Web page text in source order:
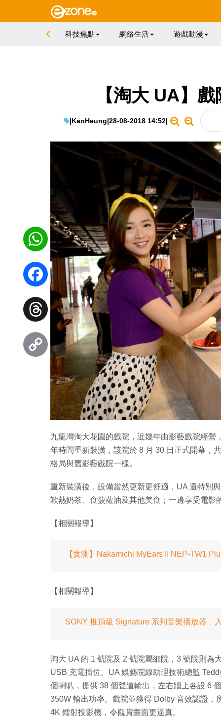
科技焦點 網絡生活 遊戲動漫
【淘大 UA】
|KanHeung|28-08-2018 14:52|
九龍灣淘大花園的戲院，近幾年由影藝戲院經
年時間重新裝潢，該院於 8 月 30 日正式開幕，
格局與舊影藝戲院一樣。
重新裝潢後，設備當然更新更舒適，UA 還特別
歎熱奶茶、食菠蘿油及其他美食；一邊享受電影
【相關報導】
【實測】Nakamichi MyEars II NEP-TW1
【相關報導】
SONY 推頂級 Signature 系列音樂播放器．
淘大 UA 的 1 號院及 2 號院屬細院，3 號院則為
USB 充電插位。UA 娛藝院線助理技術總監
個喇叭，提供 38 個聲道輸出，左右牆上各設 6
350W 輸出功率。戲院並獲得 Dolby 音效認證
4K 鐳射投影機，令觀賞畫面更逼真。
WhatsApp
Facebook
Threads
Link